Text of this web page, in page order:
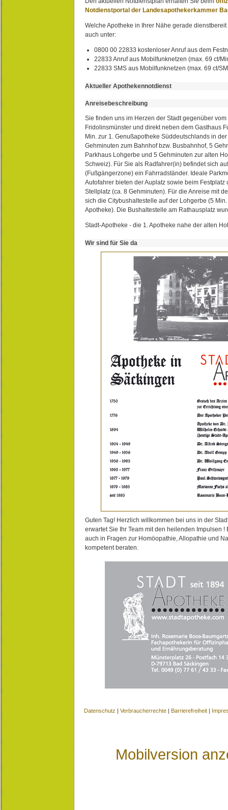
Notdienstportal der Landesapothekerkammer
Welche Apotheke in Ihrer Nähe gerade
auch unter:
0800 00 22833 kostenloser Anruf aus dem
22833 Anruf aus Mobilfunknetzen (max. 69 ct/
22833 SMS aus Mobilfunknetzen (max. 69 ct/
Aktueller Apothekennotdienst
Anreisebeschreibung
Sie finden uns im Herzen der Stadt gegenüber
Fridolinsmünster und direkt neben dem Gasthaus
Min. zur 1. Genußapotheke Süddeutschlands in
Gehminuten zum Bahnhof bzw. Busbahnhof, 5
Parkhaus Lohgerbe und 5 Gehminuten zur alten
Schweiz). Für Sie als Radfahrer(in) befindet sich
(Fußgängerzone) ein Fahrradständer. Ideale
Autofahrer bieten der Auplatz sowie beim Festplatz
Stellplatz (ca. 8 Gehminuten). Für die Anreise mit
sich die Citybushaltestelle auf der Lohgerbe (5
Apotheke). Die Bushaltestelle am Rathausplatz
Stadt-Apotheke - die 1. Apotheke nahe der alten
Wir sind für Sie da
Guten Tag! Herzlich willkommen bei uns in der
erwartet Sie Ihr Team mit den heilenden Impulsen !
auch in Fragen zur Homöopathie, Allopathie und
kompetent beraten.
Datenschutz | Verbraucherrechte | Barrierefreiheit |
Mobilversion